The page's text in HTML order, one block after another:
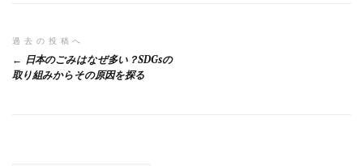
投
稿
過去の投稿へ
日本のごみはなぜ多い？SDGsの
取り組みからその原因を探る